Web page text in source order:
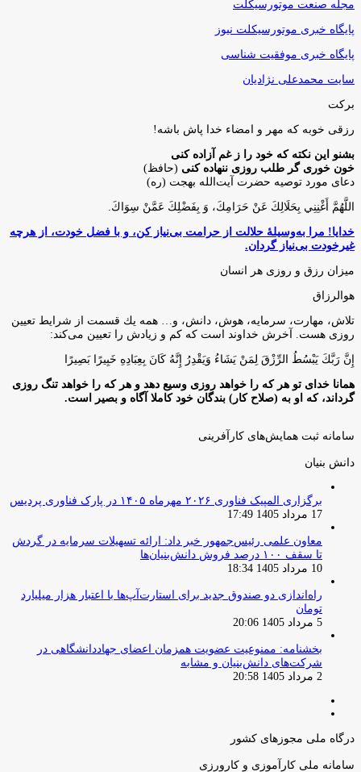
مجله صنعت موتورسیکلت
پایگاه خبری موتورسیکلت نیوز
پایگاه خبری موفقیت شناسی
سایت محمدعلی نژادیان
برکت
رزقی خوبه كه مهر و امضاء خدا پاش باشه!
بشنو این نکته که خود را ز غم آزاده کنی
خون خوری گر طلب روزی ننهاده کنی (حافظ)
دعای مورد توصیه حضرت آیت‌الله بهجت (ره)
اللَّهُمَّ أَغْنِنِي بِحَلَالِكَ عَنْ حَرَامِكَ، وَ بِفَضْلِكَ عَمَّنْ سِوَاكَ‏.
خدایا! مرا به‌وسیلۀ حلالت از حرامت بی‌نیاز کن، و با فضل خودت، از هرچه
غیرخودت بی‌نیاز گردان.
میزان رزق و روزی هر انسان
هوالرزاق
تلاش، مهارت، سرمايه، هوش، دانش، و… همه يك قسمت از شرايط تعيين
روزى هست. آخرش خداوند است كه كم و زيادش را تعيين مى‌كند:
إِنَّ رَبَّكَ يَبْسُطُ الرِّزْقَ لِمَنْ يَشَاءُ وَيَقْدِرُ إِنَّهُ كَانَ بِعِبَادِهِ خَبِيرًا بَصِيرًا
همانا خدای تو هر که را خواهد روزی وسیع دهد و هر که را خواهد تنگ روزی
گرداند، که او به (صلاح کار) بندگان خود کاملا آگاه و بصیر است.
سامانه ثبت همایش‌های کارآفرینی
دانش‌ بنیان‌
برگزاری المپیک فناوری ۲۰۲۶ مهرماه ۱۴۰۵ در پارک فناوری پردیس
17 مرداد 1405 17:49
معاون علمی رئیس‌جمهور خبر داد: ارائه تسهیلات سرمایه در گردش
تا سقف ۱۰۰ درصد فروش دانش‌بنیان‌ها
10 مرداد 1405 18:34
راه‌اندازی دو صندوق جدید برای استارت‌آپ‌ها با اعتبار هزار میلیارد
تومان
5 مرداد 1405 20:06
بخشنامه: ممنوعیت عضویت همزمان اعضای جهاددانشگاهی در
شرکت‌های دانش‌بنیان و مشابه
2 مرداد 1405 20:58
درگاه ملی مجوزهای کشور
سامانه ملی کارآموزی و کارورزی